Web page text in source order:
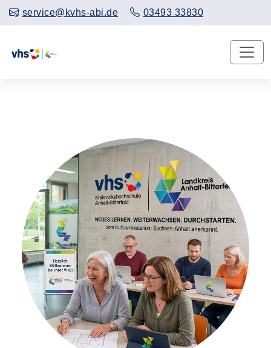
service@kvhs-abi.de 03493 33830